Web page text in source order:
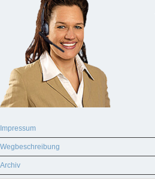
Impressum
Wegbeschreibung
Archiv